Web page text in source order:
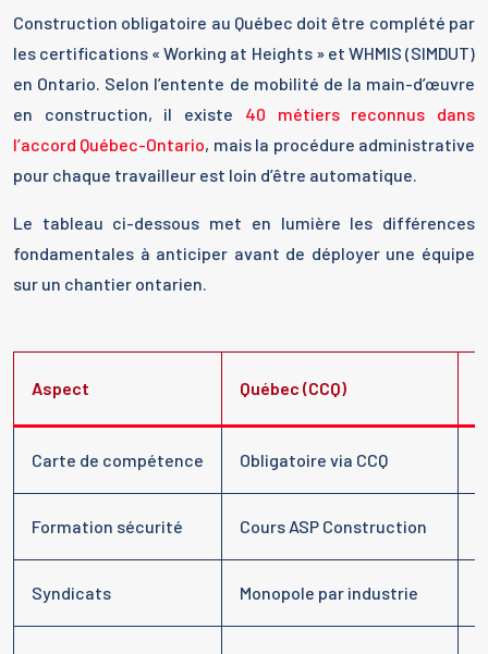
Construction obligatoire au Québec doit être complété par
les certifications « Working at Heights » et WHMIS (SIMDUT)
en Ontario. Selon l’entente de mobilité de la main-d’œuvre
en construction, il existe 40 métiers reconnus dans
l’accord Québec-Ontario, mais la procédure administrative
pour chaque travailleur est loin d’être automatique.
Le tableau ci-dessous met en lumière les différences
fondamentales à anticiper avant de déployer une équipe
sur un chantier ontarien.
Aspect Québec (CCQ)
Carte de compétence Obligatoire via CCQ
Formation sécurité Cours ASP Construction
Syndicats Monopole par industrie